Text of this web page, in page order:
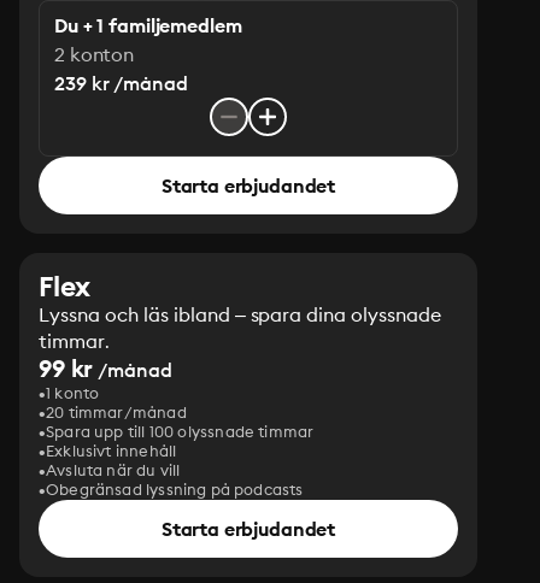
Du + 1 familjemedlem
2 konton
239 kr /månad
Starta erbjudandet
Flex
Lyssna och läs ibland – spara dina olyssnade
timmar.
99 kr /månad
1 konto
20 timmar/månad
Spara upp till 100 olyssnade timmar
Exklusivt innehåll
Avsluta när du vill
Obegränsad lyssning på podcasts
Starta erbjudandet